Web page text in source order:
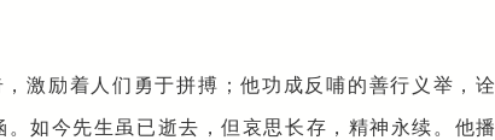
激励着人们勇于拼搏；他功成反哺的善行义举，诠
如今先生虽已逝去，但哀思长存，精神永续。他播